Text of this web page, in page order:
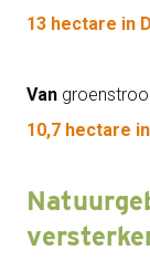
13 hectare in
Van
10,7 hectare